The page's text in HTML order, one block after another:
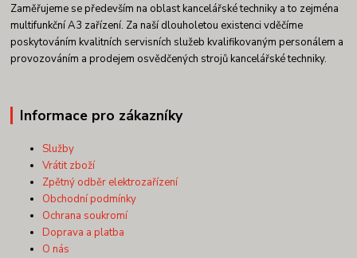
Zaměřujeme se především na oblast kancelářské techniky a to zejména
multifunkční A3 zařízení. Za naší dlouholetou existenci vděčíme
poskytováním kvalitních servisních služeb kvalifikovaným personálem a
provozováním a prodejem osvědčených strojů kancelářské techniky.
Informace pro zákazníky
Služby
Vrátit zboží
Zpětný odběr elektrozařízení
Obchodní podmínky
Ochrana soukromí
Doprava a platba
O nás